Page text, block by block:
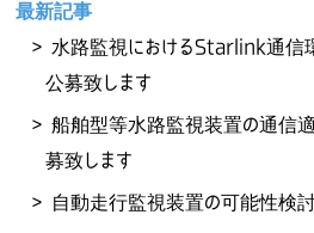
最新記事
水路監視におけるStarlink通信
公募致します
船舶型等水路監視装置の通信
募致します
自動走行監視装置の可能性検